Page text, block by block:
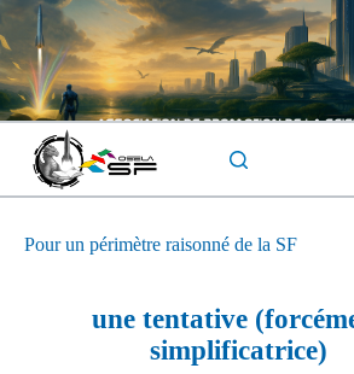
Passer
au
contenu
Pour un périmètre raisonné de la SF
une tentative
simplificatrice)